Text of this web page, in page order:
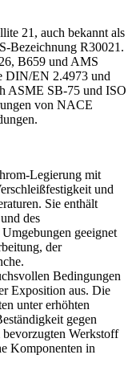
21, auch bekannt als
Bezeichnung R30021 .
B659 und AMS
DIN/EN 2.4973 und
ASME SB-75 und ISO
von NACE
Legierung mit
und
Sie enthält
des
geeignet
der
Bedingungen
Exposition aus. Die
unter erhöhten
gegen
bevorzugten Werkstoff
Komponenten in